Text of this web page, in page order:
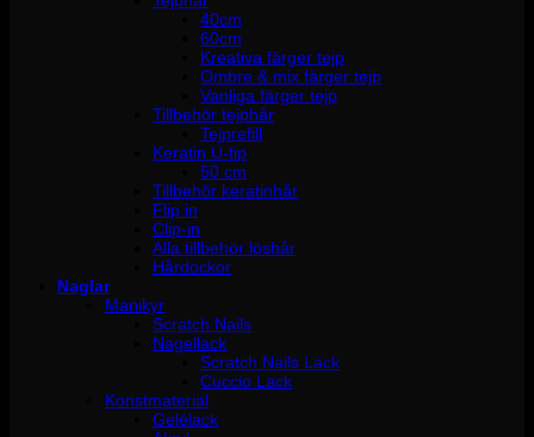
40cm
60cm
Kreativa färger tejp
Ombre & mix färger tejp
Vanliga färger tejp
Tillbehör tejphår
Tejprefill
Keratin U-tip
50 cm
Tillbehör keratinhår
Flip in
Clip-in
Alla tillbehör löshår
Hårdockor
Naglar
Manikyr
Scratch Nails
Nagellack
Scratch Nails Lack
Cuccio Lack
Konstmaterial
Gelélack